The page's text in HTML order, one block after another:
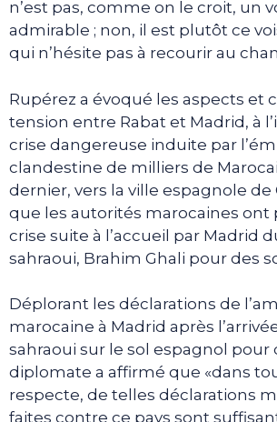
n’est pas, comme on le croit, un
admirable ; non, il est plutôt ce
qui n’hésite pas à recourir au
Rupérez a évoqué les aspects et
tension entre Rabat et Madrid, à
crise dangereuse induite par
clandestine de milliers de
dernier, vers la ville espagnole de
que les autorités marocaines ont
crise suite à l’accueil par Madrid
sahraoui, Brahim Ghali pour des
Déplorant les déclarations de
marocaine à Madrid après
sahraoui sur le sol espagnol pour
diplomate a affirmé que «dans
respecte, de telles déclarations
faites contre ce pays sont